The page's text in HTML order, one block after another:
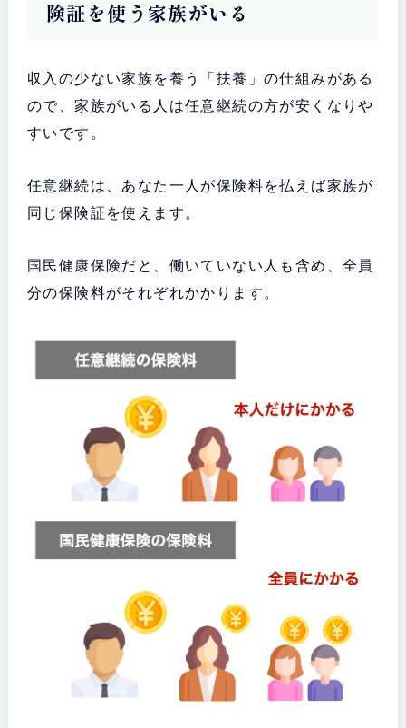
険証を使う家族がいる
収入の少ない家族を養う「扶養」の仕組みがある
ので、家族がいる人は任意継続の方が安くなりや
すいです。
任意継続は、あなた一人が保険料を払えば家族が
同じ保険証を使えます。
国民健康保険だと、働いていない人も含め、全員
分の保険料がそれぞれかかります。